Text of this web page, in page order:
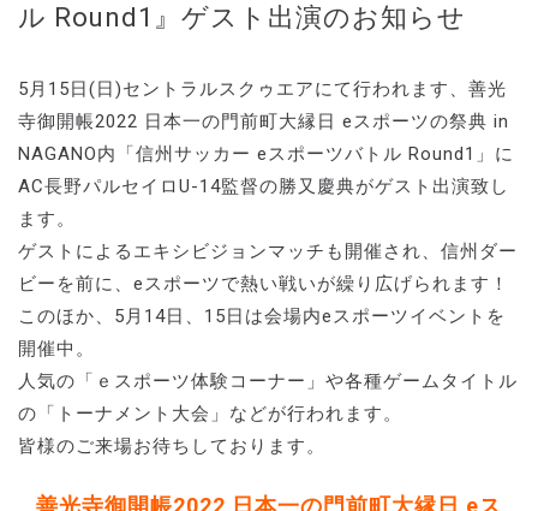
ル Round1』ゲスト出演のお知らせ
5月15日(日)セントラルスクゥエアにて行われます、善光
寺御開帳2022 日本一の門前町大縁日 eスポーツの祭典 in
NAGANO内「信州サッカー eスポーツバトル Round1」に
AC長野パルセイロU-14監督の勝又慶典がゲスト出演致し
ます。
ゲストによるエキシビジョンマッチも開催され、信州ダー
ビーを前に、eスポーツで熱い戦いが繰り広げられます！
このほか、5月14日、15日は会場内eスポーツイベントを
開催中。
人気の「ｅスポーツ体験コーナー」や各種ゲームタイトル
の「トーナメント大会」などが行われます。
皆様のご来場お待ちしております。
善光寺御開帳2022 日本一の門前町大縁日 eス